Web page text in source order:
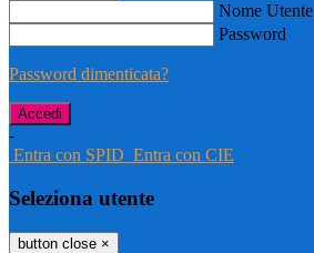
Nome Utente
Password
Password dimenticata?
-
Entra con SPID Entra con CIE
Seleziona utente
button close ×